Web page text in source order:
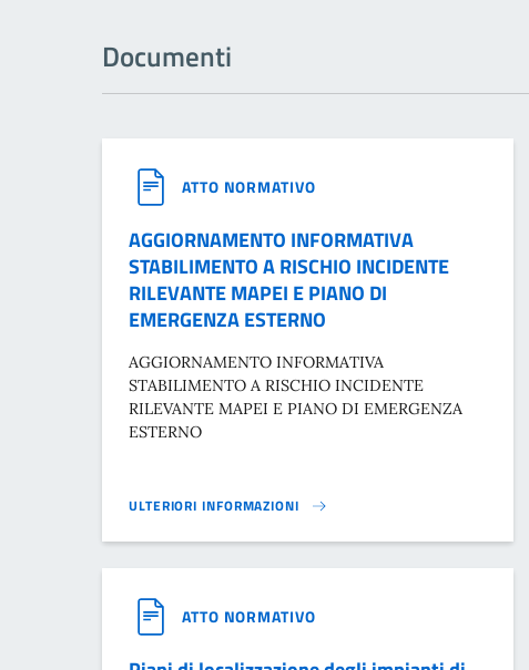
Documenti
ATTO NORMATIVO
AGGIORNAMENTO INFORMATIVA
STABILIMENTO A RISCHIO INCIDENTE
RILEVANTE MAPEI E PIANO DI
EMERGENZA ESTERNO
AGGIORNAMENTO INFORMATIVA
STABILIMENTO A RISCHIO INCIDENTE
RILEVANTE MAPEI E PIANO DI EMERGENZA
ESTERNO
ULTERIORI INFORMAZIONI
AGGIORNAMENTO INFORMATIVA STABILIMENTO A RISCHIO
ATTO NORMATIVO